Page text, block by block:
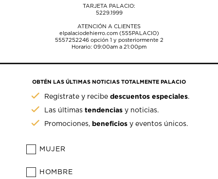
TARJETA PALACIO:
5229.1999
ATENCIÓN A CLIENTES
elpalaciodehierro.com (555PALACIO)
5557252246opción 1 y posteriormente 2
Horario: 09:00am a 21:00pm
OBTÉN LAS ÚLTIMAS NOTICIAS TOTALMENTE PALACIO
Regístrate y recibedescuentos especiales.
Las últimastendencias y noticias.
Promociones, beneficios y eventos únicos.
MUJER
HOMBRE